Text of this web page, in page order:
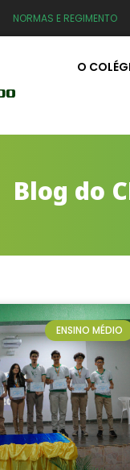
NORMAS E REGIMENTO
O
Blog do
ENSINO MÉDIO